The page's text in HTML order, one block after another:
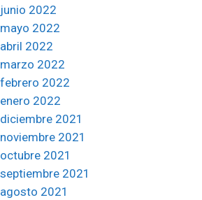
junio 2022
mayo 2022
abril 2022
marzo 2022
febrero 2022
enero 2022
diciembre 2021
noviembre 2021
octubre 2021
septiembre 2021
agosto 2021